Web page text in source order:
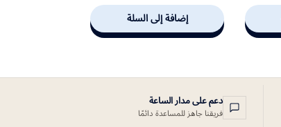
إضافة إلى السلة
دعم على مدار الساعة
فريقنا جاهز للمساعدة دائمًا